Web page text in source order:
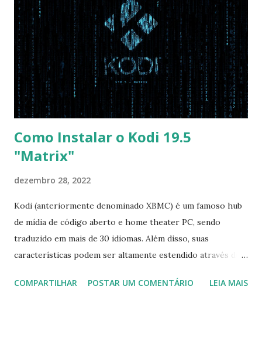
Disabled OS Mode Selection -> UEFI and CSM OS (Essa
opção garante boot com Win e Linux) Boot > Boot Priority
Order USB HDD: SATA CD: SATA HDD: Essa ordem de boot
vai garantir que ele tente primeiro o boot pela USB, depois
pelo CD e por último no HD. Apenas as opções acima são
as necessá...
Como Instalar o Kodi 19.5
"Matrix"
dezembro 28, 2022
Kodi (anteriormente denominado XBMC) é um famoso hub
de mídia de código aberto e home theater PC, sendo
traduzido em mais de 30 idiomas. Além disso, suas
características podem ser altamente estendido através de
(personal video recorder). A versão final do Kodi 19.5
COMPARTILHAR POSTAR UM COMENTÁRIO LEIA MAIS